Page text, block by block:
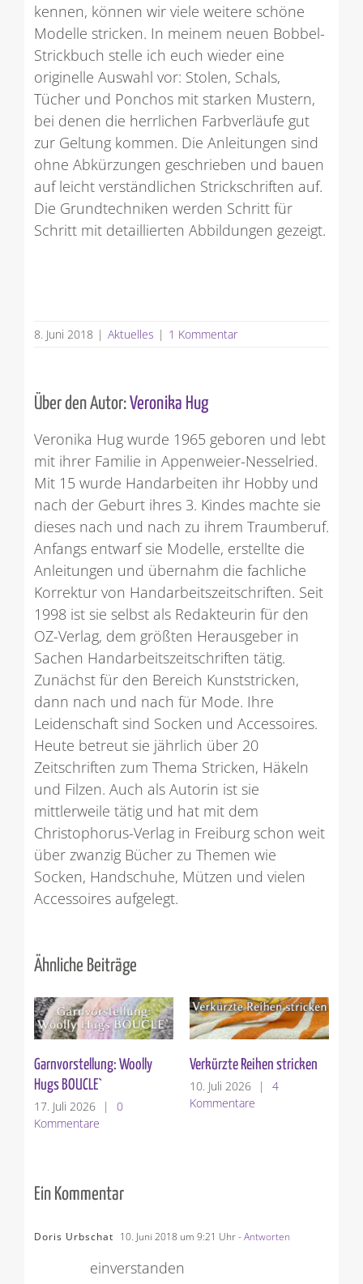
kennen, können wir viele weitere schöne
Modelle stricken. In meinem neuen Bobbel-
Strickbuch stelle ich euch wieder eine
originelle Auswahl vor: Stolen, Schals,
Tücher und Ponchos mit starken Mustern,
bei denen die herrlichen Farbverläufe gut
zur Geltung kommen. Die Anleitungen sind
ohne Abkürzungen geschrieben und bauen
auf leicht verständlichen Strickschriften auf.
Die Grundtechniken werden Schritt für
Schritt mit detaillierten Abbildungen gezeigt.
8. Juni 2018 | Aktuelles | 1 Kommentar
Über den Autor:Veronika Hug
Veronika Hug wurde 1965 geboren und lebt
mit ihrer Familie in Appenweier-Nesselried.
Mit 15 wurde Handarbeiten ihr Hobby und
nach der Geburt ihres 3. Kindes machte sie
dieses nach und nach zu ihrem Traumberuf.
Anfangs entwarf sie Modelle, erstellte die
Anleitungen und übernahm die fachliche
Korrektur von Handarbeitszeitschriften. Seit
1998 ist sie selbst als Redakteurin für den
OZ-Verlag, dem größten Herausgeber in
Sachen Handarbeitszeitschriften tätig.
Zunächst für den Bereich Kunststricken,
dann nach und nach für Mode. Ihre
Leidenschaft sind Socken und Accessoires.
Heute betreut sie jährlich über 20
Zeitschriften zum Thema Stricken, Häkeln
und Filzen. Auch als Autorin ist sie
mittlerweile tätig und hat mit dem
Christophorus-Verlag in Freiburg schon weit
über zwanzig Bücher zu Themen wie
Socken, Handschuhe, Mützen und vielen
Accessoires aufgelegt.
Ähnliche Beiträge
Garnvorstellung: Woolly
Hugs BOUCLE`
17. Juli 2026
|
0
Kommentare
Verkürzte Reihen stricken
10. Juli 2026
|
4
Kommentare
Ein Kommentar
Doris Urbschat 10. Juni 2018 um 9:21 Uhr- Antworten
einverstanden